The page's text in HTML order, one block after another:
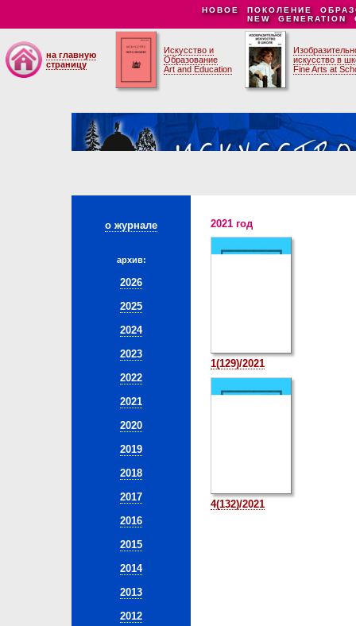
НОВОЕ ПОКОЛЕНИЕ
NEW GENERATION
на главную
страницу
Искусство и
Образование
Art and Education
искусство в
Fine Arts at
о журнале
архив:
2026
2025
2024
2023
2022
2021
2020
2019
2018
2017
2016
2015
2014
2013
2012
2021 год
1(129)/2021
4(132)/2021